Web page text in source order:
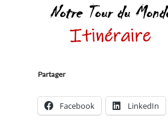
Partager
Facebook LinkedIn